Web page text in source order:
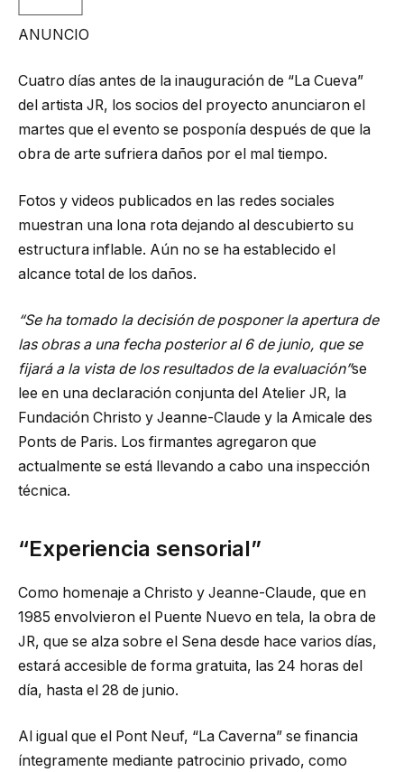
ANUNCIO
Cuatro días antes de la inauguración de “La Cueva”
del artista JR, los socios del proyecto anunciaron el
martes que el evento se posponía después de que la
obra de arte sufriera daños por el mal tiempo.
Fotos y videos publicados en las redes sociales
muestran una lona rota dejando al descubierto su
estructura inflable. Aún no se ha establecido el
alcance total de los daños.
“Se ha tomado la decisión de posponer la apertura de
las obras a una fecha posterior al 6 de junio, que se
fijará a la vista de los resultados de la evaluación”se
lee en una declaración conjunta del Atelier JR, la
Fundación Christo y Jeanne-Claude y la Amicale des
Ponts de Paris. Los firmantes agregaron que
actualmente se está llevando a cabo una inspección
técnica.
“Experiencia sensorial”
Como homenaje a Christo y Jeanne-Claude, que en
1985 envolvieron el Puente Nuevo en tela, la obra de
JR, que se alza sobre el Sena desde hace varios días,
estará accesible de forma gratuita, las 24 horas del
día, hasta el 28 de junio.
Al igual que el Pont Neuf, “La Caverna” se financia
íntegramente mediante patrocinio privado, como